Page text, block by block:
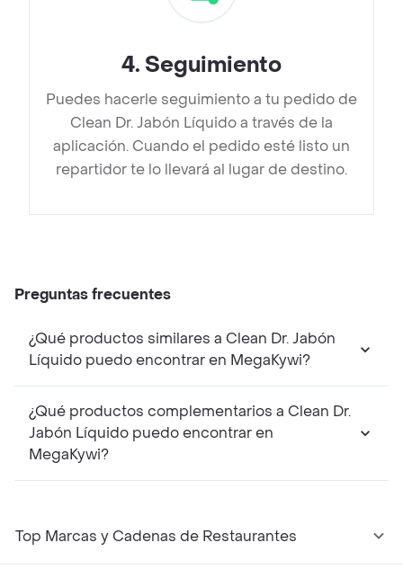
4. Seguimiento
Puedes hacerle seguimiento a tu pedido de
Clean Dr. Jabón Líquido a través de la
aplicación. Cuando el pedido esté listo un
repartidor te lo llevará al lugar de destino.
Preguntas frecuentes
¿Qué productos similares a Clean Dr. Jabón
Líquido puedo encontrar en MegaKywi?
¿Qué productos complementarios a Clean Dr.
Jabón Líquido puedo encontrar en
MegaKywi?
Top Marcas y Cadenas de Restaurantes